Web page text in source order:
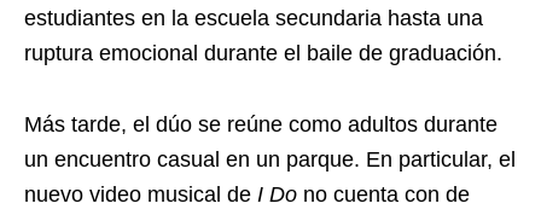
estudiantes en la escuela secundaria hasta una
ruptura emocional durante el baile de graduación.
Más tarde, el dúo se reúne como adultos durante
un encuentro casual en un parque. En particular, el
nuevo video musical de I Do no cuenta con de